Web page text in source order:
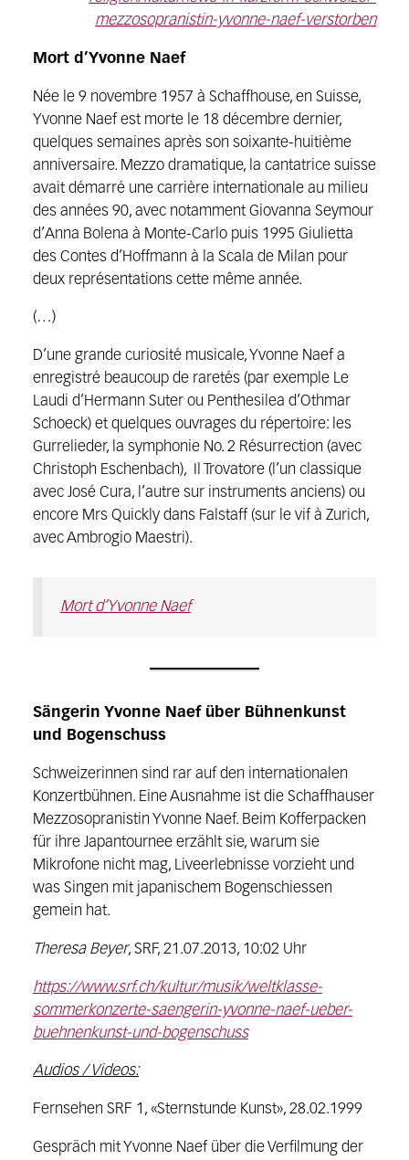
mezzosopranistin-yvonne-naef-verstorben
Mort d’Yvonne Naef
Née le 9 novembre 1957 à Schaffhouse, en Suisse,
Yvonne Naef est morte le 18 décembre dernier,
quelques semaines après son soixante-huitième
anniversaire. Mezzo dramatique, la cantatrice suisse
avait démarré une carrière internationale au milieu
des années 90, avec notamment Giovanna Seymour
d’Anna Bolena à Monte-Carlo puis 1995 Giulietta
des Contes d’Hoffmann à la Scala de Milan pour
deux représentations cette même année.
(…)
D’une grande curiosité musicale, Yvonne Naef a
enregistré beaucoup de raretés (par exemple Le
Laudi d’Hermann Suter ou Penthesilea d’Othmar
Schoeck) et quelques ouvrages du répertoire: les
Gurrelieder, la symphonie No. 2 Résurrection (avec
Christoph Eschenbach), Il Trovatore (l’un classique
avec José Cura, l’autre sur instruments anciens) ou
encore Mrs Quickly dans Falstaff (sur le vif à Zurich,
avec Ambrogio Maestri).
Mort d’Yvonne Naef
Sängerin Yvonne Naef über Bühnenkunst
und Bogenschuss
Schweizerinnen sind rar auf den internationalen
Konzertbühnen. Eine Ausnahme ist die Schaffhauser
Mezzosopranistin Yvonne Naef. Beim Kofferpacken
für ihre Japantournee erzählt sie, warum sie
Mikrofone nicht mag, Liveerlebnisse vorzieht und
was Singen mit japanischem Bogenschiessen
gemein hat.
Theresa Beyer, SRF, 21.07.2013, 10:02 Uhr
https://www.srf.ch/kultur/musik/weltklasse-
sommerkonzerte-saengerin-yvonne-naef-ueber-
buehnenkunst-und-bogenschuss
Audios / Videos:
Fernsehen SRF 1, «Sternstunde Kunst», 28.02.1999
Gespräch mit Yvonne Naef über die Verfilmung der